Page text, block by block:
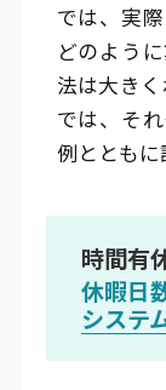
では、実
どのよう
法は大き
では、そ
例とともに
時間有
休暇日
システ